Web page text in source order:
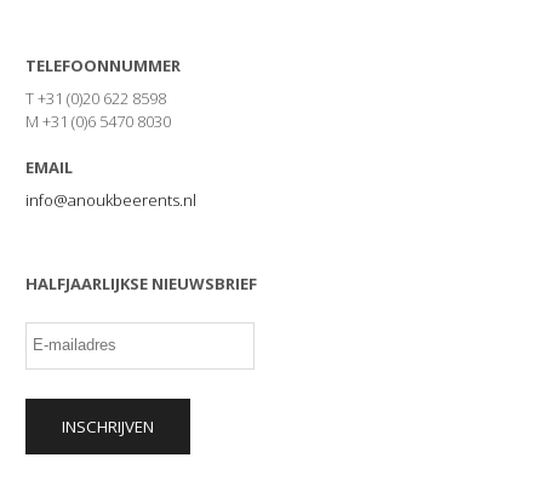
TELEFOONNUMMER
T +31 (0)20 622 8598
M +31 (0)6 5470 8030
EMAIL
info@anoukbeerents.nl
HALFJAARLIJKSE NIEUWSBRIEF